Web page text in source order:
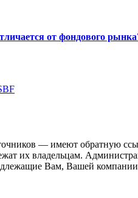
от фондового
— имеют обратную
их владельцам.
Вам, Вашей